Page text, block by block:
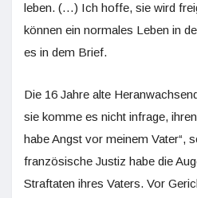
leben. (…) Ich hoffe, sie wird
können ein normales Leben in
es in dem Brief.
Die 16 Jahre alte
sie komme es nicht infrage,
habe Angst vor meinem Vater“,
französische Justiz habe die
Straftaten ihres Vaters. Vor